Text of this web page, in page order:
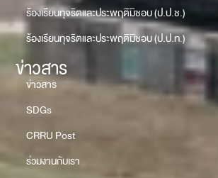
ร้องเรียนทุจริตและประพฤติมิชอบ (ป.ป.ช.)
ร้องเรียนทุจริตและประพฤติมิชอบ (ป.ป.ท.)
ข่าวสาร
ข่าวสาร
SDGs
CRRU Post
ร่วมงานกับเรา